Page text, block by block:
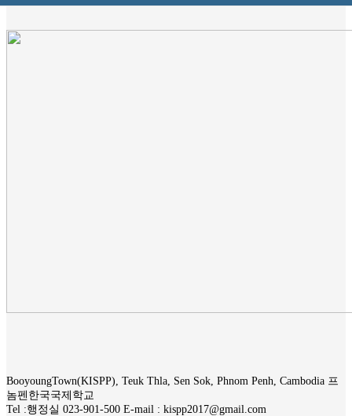
BooyoungTown(KISPP), Teuk Thla, Sen Sok, Phnom Penh, Cambodia 프
놈펜한국국제학교
Tel :행정실 023-901-500 E-mail : kispp2017@gmail.com